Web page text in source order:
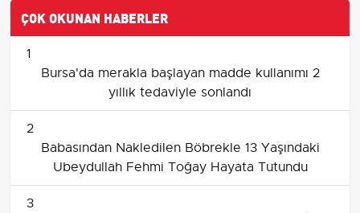
ÇOK OKUNAN HABERLER
1
Bursa'da merakla başlayan madde kullanımı 2
yıllık tedaviyle sonlandı
2
Babasından Nakledilen Böbrekle 13 Yaşındaki
Ubeydullah Fehmi Toğay Hayata Tutundu
3